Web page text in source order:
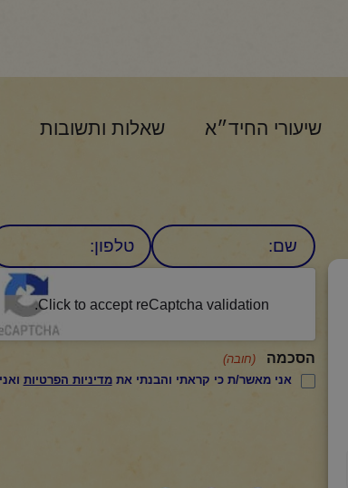
שיעורי החיד״א שאלות ותשובות
שם טלפון:
Click to accept reCaptcha validation.
הסכמה
(חובה)
אני מאשר/ת כי קראתי והבנתי אתמדיניות הפרטיות